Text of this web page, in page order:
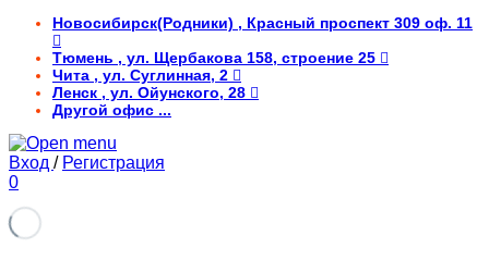
Новосибирск(Родники) , Красный проспект 309 оф. 11
Тюмень , ул. Щербакова 158, строение 25
Чита , ул. Суглинная, 2
Ленск , ул. Ойунского, 28
Другой офис ...
Вход / Регистрация
0